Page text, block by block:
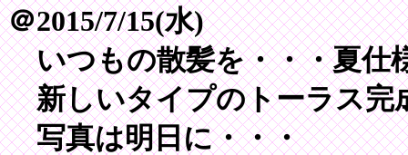
＠2015/7/15(水)
いつもの散髪を・・・夏仕
新しいタイプのトーラス完
写真は明日に・・・